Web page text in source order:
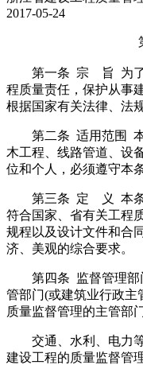
2017-05-24
第一条 宗 旨 为了
程质量责任，保护从事
根据国家有关法律、法
第二条 适用范围
木工程、线路管道、设
位和个人，必须遵守本条
第三条 定 义 本条
符合国家、省有关工程
规程以及设计文件和合
济、美观的综合要求。
第四条 监督管理
管部门(或建筑业行政主
质量监督管理的主管部门
交通、水利、电力
建设工程的质量监督管